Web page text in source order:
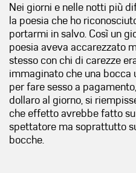
Nei giorni e nelle notti più
la poesia che ho
portarmi in salvo. Così un
poesia aveva accarezzato
stesso con chi di carezze
immaginato che una bocca
per fare sesso a
dollaro al giorno, si
che effetto avrebbe fatto
spettatore ma soprattutto
bocche.